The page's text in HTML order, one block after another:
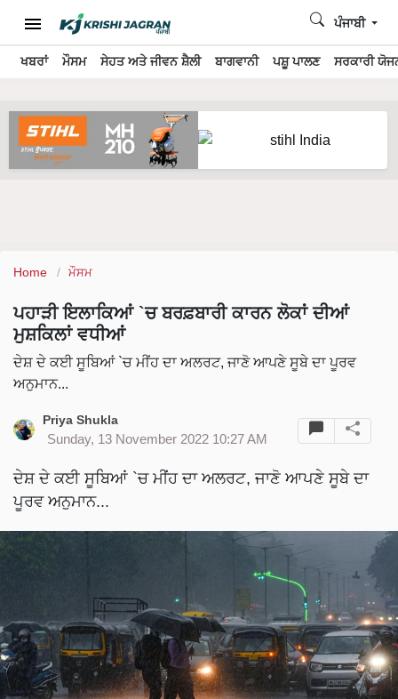
ਖਬਰਾਂ ਮੌਸਮ ਸੇਹਤ ਅਤੇ ਜੀਵਨ ਸ਼ੈਲੀ ਬਾਗਵਾਨੀ ਪਸ਼ੂ ਪਾਲਣ ਸਰਕਾਰੀ
ਪੰਜਾਬੀ
Home ਮੌਸਮ
ਪਹਾੜੀ ਇਲਾਕਿਆਂ `ਚ ਬਰਫ਼ਬਾਰੀ ਕਾਰਨ ਲੋਕਾਂ ਦੀਆਂ
ਮੁਸ਼ਕਿਲਾਂ ਵਧੀਆਂ
ਦੇਸ਼ ਦੇ ਕਈ ਸੂਬਿਆਂ `ਚ ਮੀਂਹ ਦਾ ਅਲਰਟ, ਜਾਣੋ ਆਪਣੇ ਸੂਬੇ ਦਾ ਪੂਰਵ
ਅਨੁਮਾਨ...
Priya Shukla
Sunday, 13 November 2022 10:27 AM
ਦੇਸ਼ ਦੇ ਕਈ ਸੂਬਿਆਂ `ਚ ਮੀਂਹ ਦਾ ਅਲਰਟ, ਜਾਣੋ ਆਪਣੇ ਸੂਬੇ ਦਾ
ਪੂਰਵ ਅਨੁਮਾਨ...